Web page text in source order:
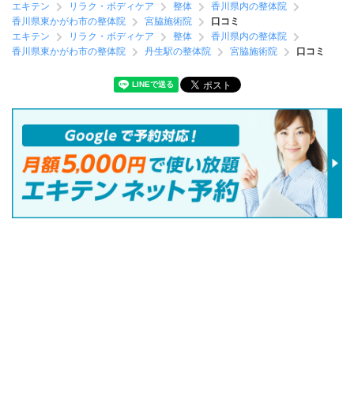
エキテン リラク・ボディケア 整体
香川県内の整体院
香川県東かがわ市の整体院
宮脇施術院
口コミ
エキテン
リラク・ボディケア 整体
香川県内の整体院
香川県東かがわ市の整体院
丹生駅の整体院 宮脇施術院 口コミ